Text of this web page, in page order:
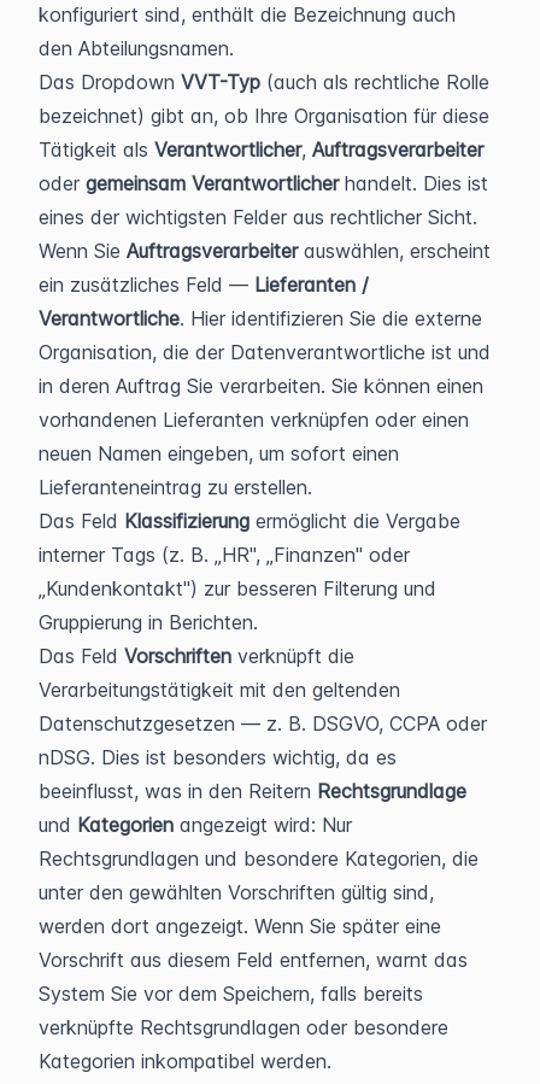
konfiguriert sind, enthält die Bezeichnung auch
den Abteilungsnamen.
Das Dropdown VVT-Typ (auch als rechtliche Rolle
bezeichnet) gibt an, ob Ihre Organisation für diese
Tätigkeit als Verantwortlicher, Auftragsverarbeiter
oder gemeinsam Verantwortlicher handelt. Dies ist
eines der wichtigsten Felder aus rechtlicher Sicht.
Wenn Sie Auftragsverarbeiter auswählen, erscheint
ein zusätzliches Feld — Lieferanten /
Verantwortliche. Hier identifizieren Sie die externe
Organisation, die der Datenverantwortliche ist und
in deren Auftrag Sie verarbeiten. Sie können einen
vorhandenen Lieferanten verknüpfen oder einen
neuen Namen eingeben, um sofort einen
Lieferanteneintrag zu erstellen.
Das Feld Klassifizierung ermöglicht die Vergabe
interner Tags (z. B. „HR", „Finanzen" oder
„Kundenkontakt") zur besseren Filterung und
Gruppierung in Berichten.
Das Feld Vorschriften verknüpft die
Verarbeitungstätigkeit mit den geltenden
Datenschutzgesetzen — z. B. DSGVO, CCPA oder
nDSG. Dies ist besonders wichtig, da es
beeinflusst, was in den Reitern Rechtsgrundlage
und Kategorien angezeigt wird: Nur
Rechtsgrundlagen und besondere Kategorien, die
unter den gewählten Vorschriften gültig sind,
werden dort angezeigt. Wenn Sie später eine
Vorschrift aus diesem Feld entfernen, warnt das
System Sie vor dem Speichern, falls bereits
verknüpfte Rechtsgrundlagen oder besondere
Kategorien inkompatibel werden.